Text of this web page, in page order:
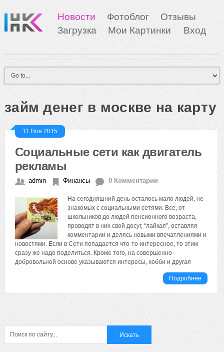
Новости Фотоблог
Отзывы
Загрузка
Мои Картинки Вход
займ денег в москве на карту
11 Ноя 2015
Социальные сети как двигатель
рекламы
admin Финансы 0 Комментарии
На сегодняшний день осталось мало людей, не
знакомых с социальными сетями. Все, от
школьников до людей пенсионного возраста,
проводят в них свой досуг, “лайкая”, оставляя
комментарии и делясь новыми впечатлениями и
новостями. Если в Сети попадается что-то интересное, то этим
сразу же надо поделиться. Кроме того, на совершенно
добровольной основе указываются интересы, хобби и другая
Подробнее